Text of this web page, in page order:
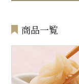
商品一覧